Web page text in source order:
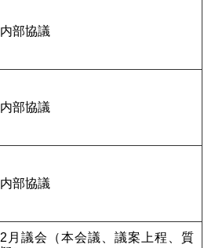
内部協議
内部協議
内部協議
2月議会（本会議、議案上程、質